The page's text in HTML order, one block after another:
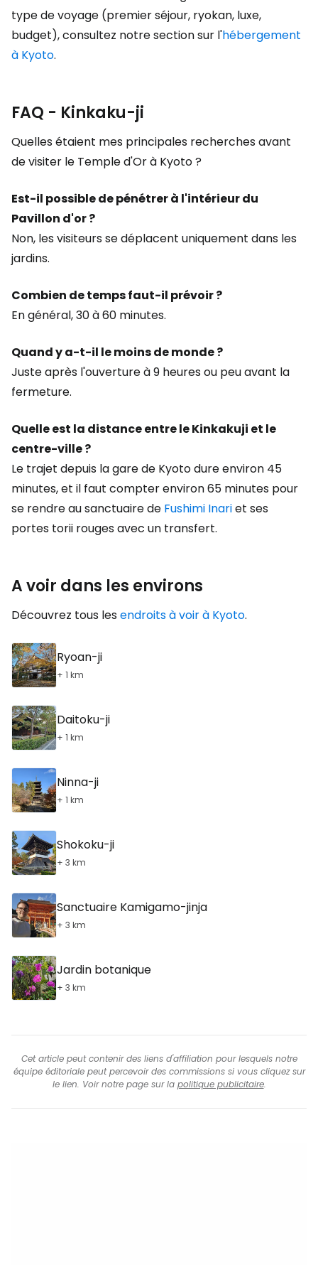
type de voyage (premier séjour, ryokan, luxe,
budget), consultez notre section sur l'hébergement
à Kyoto.
FAQ - Kinkaku-ji
Quelles étaient mes principales recherches avant
de visiter le Temple d'Or à Kyoto ?
Est-il possible de pénétrer à l'intérieur du
Pavillon d'or ?
Non, les visiteurs se déplacent uniquement dans les
jardins.
Combien de temps faut-il prévoir ?
En général, 30 à 60 minutes.
Quand y a-t-il le moins de monde ?
Juste après l'ouverture à 9 heures ou peu avant la
fermeture.
Quelle est la distance entre le Kinkakuji et le
centre-ville ?
Le trajet depuis la gare de Kyoto dure environ 45
minutes, et il faut compter environ 65 minutes pour
se rendre au sanctuaire de Fushimi Inariet ses
portes torii rouges avec un transfert.
A voir dans les environs
Découvrez tous lesendroits à voir à Kyoto.
Ryoan-ji
+ 1 km
Daitoku-ji
+ 1 km
Ninna-ji
+ 1 km
Shokoku-ji
+ 3 km
Sanctuaire Kamigamo-jinja
+ 3 km
Jardin botanique
+ 3 km
Cet article peut contenir des liens d'affiliation pour lesquels notre
équipe éditoriale peut percevoir des commissions si vous cliquez sur
le lien. Voir notre page sur la politique publicitaire.